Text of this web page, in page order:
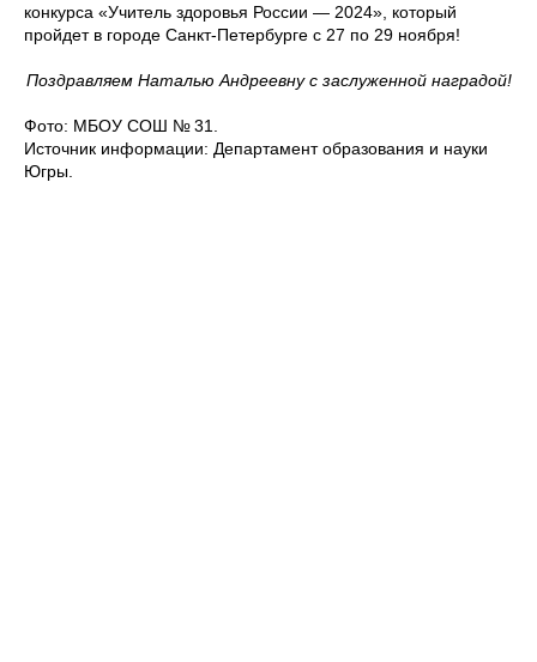
конкурса «Учитель здоровья России — 2024», который
пройдет в городе Санкт-Петербурге с 27 по 29 ноября!
Поздравляем Наталью Андреевну с заслуженной наградой!
Фото: МБОУ СОШ № 31.
Источник информации: Департамент образования и науки
Югры.